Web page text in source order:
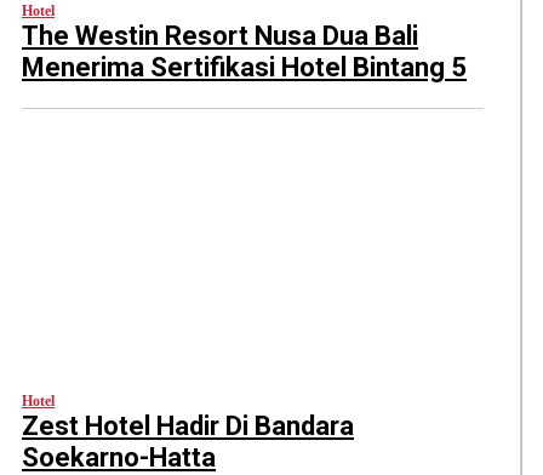
Hotel
The Westin Resort Nusa Dua Bali
Menerima Sertifikasi Hotel Bintang 5
Hotel
Zest Hotel Hadir Di Bandara
Soekarno-Hatta